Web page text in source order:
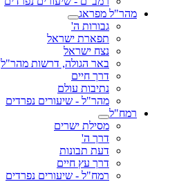
מהר"ל מפראג
גבורות ה'
תפארת ישראל
נצח ישראל
באר הגולה, דרשות מהר"ל
דרך חיים
נתיבות עולם
מהר"ל - שיעורים נפרדים
רמח"ל
מסילת ישרים
דרך ה'
דעת תבונות
דרך עץ חיים
רמח"ל - שיעורים נפרדים